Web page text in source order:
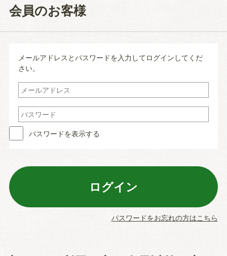
会員のお客様
メールアドレスとパスワードを入力してログインしてくだ
さい。
パスワードを表示する
パスワードをお忘れの方はこちら